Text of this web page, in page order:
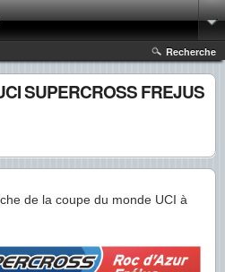
Recherche
SUPERCROSS FREJUS
de la coupe du monde UCI à